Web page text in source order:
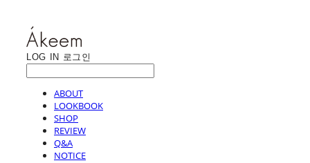
LOG IN 로그인
ABOUT
LOOKBOOK
SHOP
REVIEW
Q&A
NOTICE